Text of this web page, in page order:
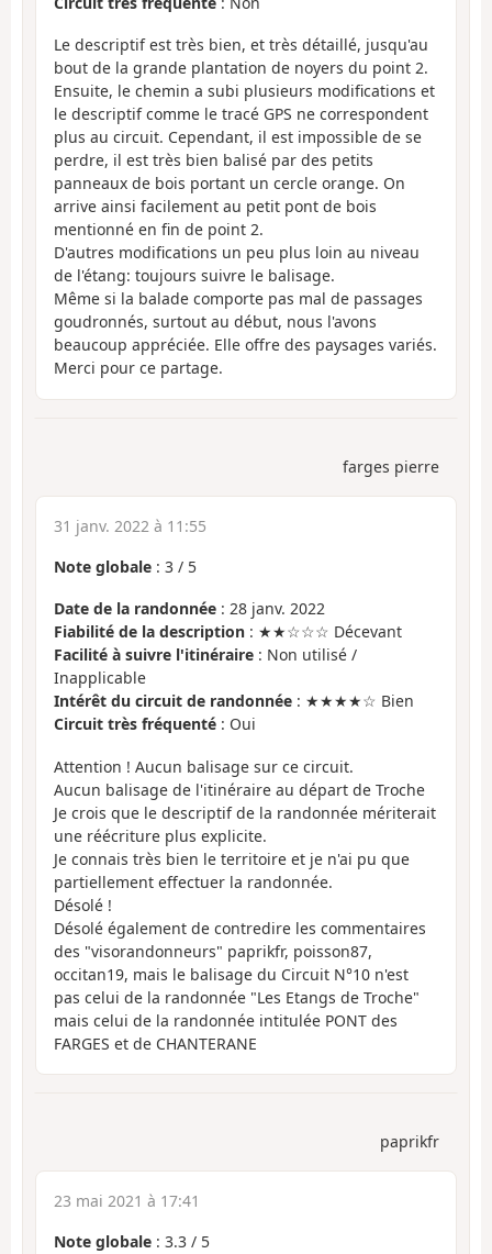
Le descriptif est très bien, et très détaillé, jusqu'au
bout de la grande plantation de noyers du point 2.
Ensuite, le chemin a subi plusieurs modifications et
le descriptif comme le tracé GPS ne correspondent
plus au circuit. Cependant, il est impossible de se
perdre, il est très bien balisé par des petits
panneaux de bois portant un cercle orange. On
arrive ainsi facilement au petit pont de bois
mentionné en fin de point 2.
D'autres modifications un peu plus loin au niveau
de l'étang: toujours suivre le balisage.
Même si la balade comporte pas mal de passages
goudronnés, surtout au début, nous l'avons
beaucoup appréciée. Elle offre des paysages variés.
Merci pour ce partage.
farges pierre
31 janv. 2022 à 11:55
Note globale : 3 / 5
Date de la randonnée : 28 janv. 2022
Fiabilité de la description : ★★☆☆☆ Décevant
Facilité à suivre l'itinéraire : Non utilisé /
Inapplicable
Intérêt du circuit de randonnée : ★★★★☆ Bien
Circuit très fréquenté : Oui
Attention ! Aucun balisage sur ce circuit.
Aucun balisage de l'itinéraire au départ de Troche
Je crois que le descriptif de la randonnée mériterait
une réécriture plus explicite.
Je connais très bien le territoire et je n'ai pu que
partiellement effectuer la randonnée.
Désolé !
Désolé également de contredire les commentaires
des "visorandonneurs" paprikfr, poisson87,
occitan19, mais le balisage du Circuit N°10 n'est
pas celui de la randonnée "Les Etangs de Troche"
mais celui de la randonnée intitulée PONT des
FARGES et de CHANTERANE
paprikfr
23 mai 2021 à 17:41
Note globale : 3.3 / 5